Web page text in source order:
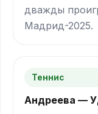
дважды
Мадрид-2025.
Теннис
Андреева —